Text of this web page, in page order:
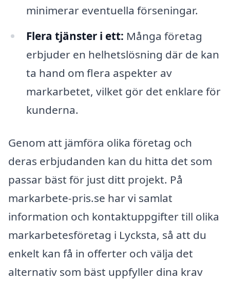
minimerar eventuella förseningar.
Flera tjänster i ett: Många företag
erbjuder en helhetslösning där de kan
ta hand om flera aspekter av
markarbetet, vilket gör det enklare för
kunderna.
Genom att jämföra olika företag och
deras erbjudanden kan du hitta det som
passar bäst för just ditt projekt. På
markarbete-pris.se har vi samlat
information och kontaktuppgifter till olika
markarbetesföretag i Lycksta, så att du
enkelt kan få in offerter och välja det
alternativ som bäst uppfyller dina krav